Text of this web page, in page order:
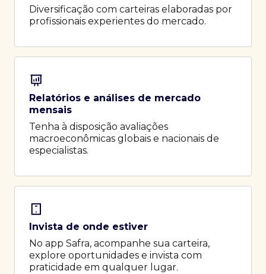
Diversificação com carteiras elaboradas por
profissionais experientes do mercado.
Relatórios e análises de mercado
mensais
Tenha à disposição avaliações
macroeconômicas globais e nacionais de
especialistas.
Invista de onde estiver
No app Safra, acompanhe sua carteira,
explore oportunidades e invista com
praticidade em qualquer lugar.